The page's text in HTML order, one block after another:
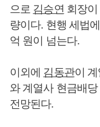
으로 김승연 회장
량이다. 현행 세법
억 원이 넘는다.
이외에 김동관이
와 계열사 현금배
전망된다.